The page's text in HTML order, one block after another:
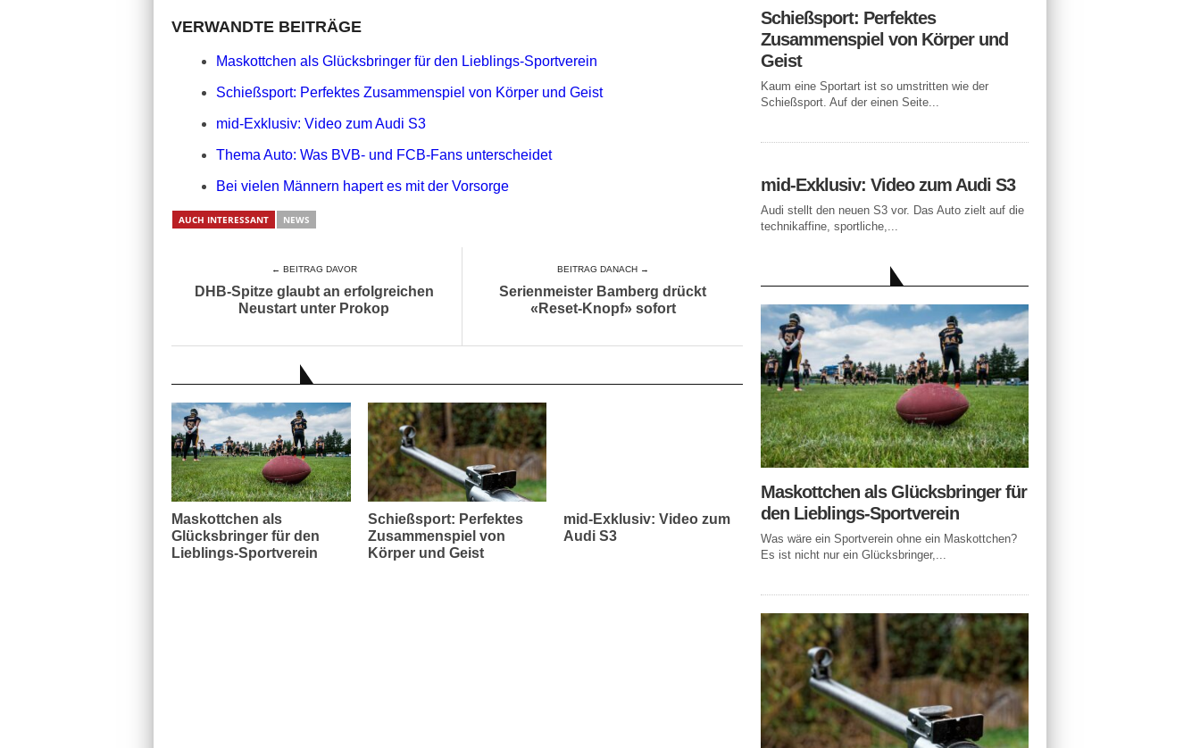
VERWANDTE BEITRÄGE
Maskottchen als Glücksbringer für den Lieblings-Sportverein
Schießsport: Perfektes Zusammenspiel von Körper und Geist
mid-Exklusiv: Video zum Audi S3
Thema Auto: Was BVB- und FCB-Fans unterscheidet
Bei vielen Männern hapert es mit der Vorsorge
AUCH INTERESSANT NEWS
← BEITRAG DAVOR
DHB-Spitze glaubt an erfolgreichen
Neustart unter Prokop
BEITRAG DANACH →
Serienmeister Bamberg drückt
«Reset-Knopf» sofort
Maskottchen als
Glücksbringer für den
Lieblings-Sportverein
Schießsport: Perfektes
Zusammenspiel von
Körper und Geist
mid-Exklusiv: Video zum
Audi S3
Schießsport: Perfektes
Zusammenspiel von Körper und
Geist
Kaum eine Sportart ist so umstritten wie der
Schießsport. Auf der einen Seite...
mid-Exklusiv: Video zum Audi S3
Audi stellt den neuen S3 vor. Das Auto zielt auf die
technikaffine, sportliche,...
Maskottchen als Glücksbringer für
den Lieblings-Sportverein
Was wäre ein Sportverein ohne ein Maskottchen?
Es ist nicht nur ein Glücksbringer,...